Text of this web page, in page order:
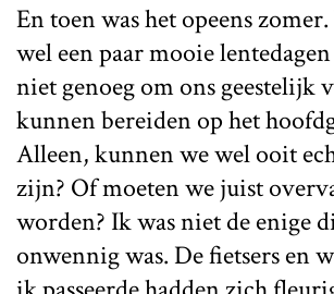
En toen was het opeens
wel een paar mooie
niet genoeg om ons geestelijk
kunnen bereiden op het
Alleen, kunnen we wel ooit
zijn? Of moeten we juist
worden? Ik was niet de enige
onwennig was. De fietsers en